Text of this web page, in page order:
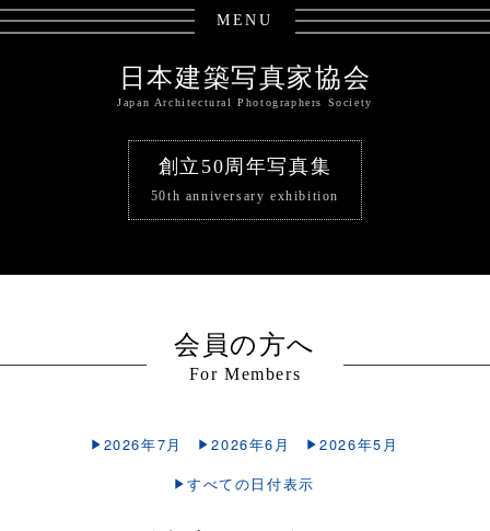
MENU
日本建築写真家協会
Japan Architectural Photographers Society
創立50周年写真集
50th anniversary exhibition
会員の方へ
For Members
2026年7月 2026年6月
2026年5月
すべての日付表示